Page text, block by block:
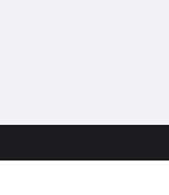
Prawnik.cc